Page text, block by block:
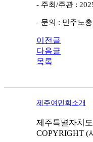
- 주최/주관 :
- 문의 : 민주노
이전글
다음글
목록
제주여민회소개
제주특별자치도
COPYRIGHT (